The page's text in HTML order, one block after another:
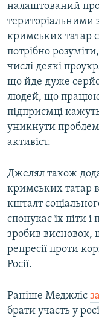
налаштований
територіальними
кримських татар
потрібно
числі деякі
що йде дуже
людей, що
підприємці
уникнути проблем
активіст.
Джелял також
кримських татар
кшталт
спонукає їх піти
зробив висновок,
репресії проти
Росії.
Раніше Меджліс
брати участь у